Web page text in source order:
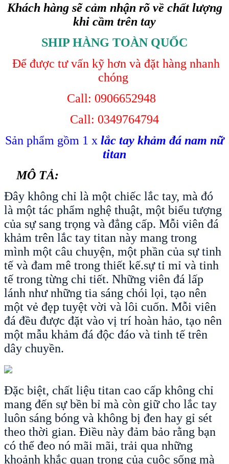
Khách hàng sẽ cảm nhận rõ về chất lượng
khi cầm trên tay
SHIP HÀNG TOÀN QUỐC
Để được tư vấn kỹ hơn và đặt hàng nhanh
chóng
Call: 0906652948
Call: 0349764794
Sản phẩm gồm 1 x lắc tay khảm đá nam nữ
titan
MÔ TẢ:
Đây không chỉ là một chiếc lắc tay, mà đó
là một tác phẩm nghệ thuật, một biểu tượng
của sự sang trọng và đẳng cấp. Mỗi viên đá
khảm trên lắc tay titan này mang trong
mình một câu chuyện, một phần của sự tinh
tế và đam mê trong thiết kế.sự tỉ mỉ và tinh
tế trong từng chi tiết. Những viên đá lấp
lánh như những tia sáng chói lọi, tạo nên
một vẻ đẹp tuyệt vời và lôi cuốn. Mỗi viên
đá đều được đặt vào vị trí hoàn hảo, tạo nên
một mẫu khảm đá độc đáo và tinh tế trên
dây chuyền.
Đặc biệt, chất liệu titan cao cấp không chỉ
mang đến sự bền bỉ mà còn giữ cho lắc tay
luôn sáng bóng và không bị đen hay gỉ sét
theo thời gian. Điều này đảm bảo rằng bạn
có thể đeo nó mãi mãi, trải qua những
khoảnh khắc quan trọng của cuộc sống mà